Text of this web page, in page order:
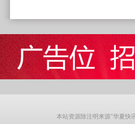
本站资源除注明来源"华夏快